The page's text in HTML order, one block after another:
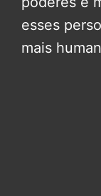
esses
mais